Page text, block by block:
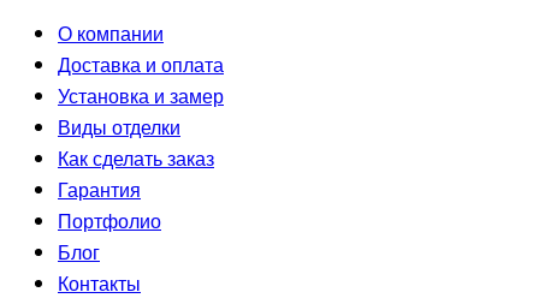
О компании
Доставка и оплата
Установка и замер
Виды отделки
Как сделать заказ
Гарантия
Портфолио
Блог
Контакты